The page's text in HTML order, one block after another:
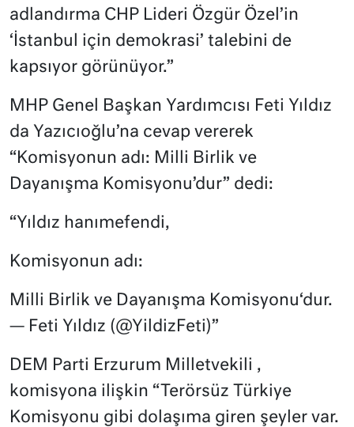
adlandırma CHP Lideri Özgür Özel’in
‘İstanbul için demokrasi’ talebini de
kapsıyor görünüyor.”
MHP Genel Başkan Yardımcısı Feti Yıldız
da Yazıcıoğlu’na cevap vererek
“Komisyonun adı: Milli Birlik ve
Dayanışma Komisyonu’dur” dedi:
“Yıldız hanımefendi,
Komisyonun adı:
Milli Birlik ve Dayanışma Komisyonu‘dur.
— Feti Yıldız (@YildizFeti)”
DEM Parti Erzurum Milletvekili ,
komisyona ilişkin “Terörsüz Türkiye
Komisyonu gibi dolaşıma giren şeyler var.